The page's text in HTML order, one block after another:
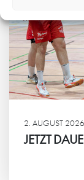
2. AUGUST 2026
JETZT